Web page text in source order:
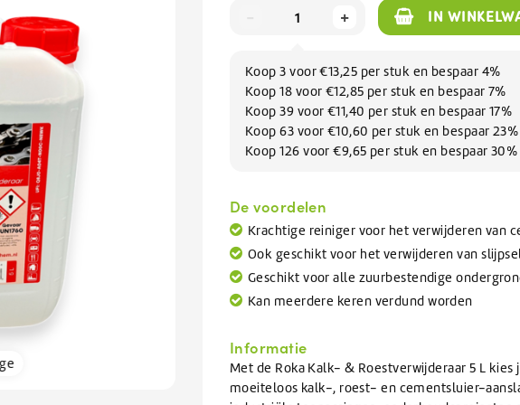
u
met
aanraaktoetsen
werkt,
kunt
en
swipetekens
gebruiken.
Zomerartikelen
BEKIJK ALLE BRANCHES
Afwasmiddel & vaatwasmiddel
Line Premium
BEKIJK ALLE SCHOONMAAKMIDDELEN
Handscheppen & Schepbakken
Schrapers
Schoppen
Overige Hulpmaterialen
Waarschuwingsmaterialen
Foam sprayers & hulpmiddelen
Waterpistolen & slangen
Ventilatiekanalen
/ Onderdelenreinigers
BEKIJK ALLE SCHOONMAAKMATERIALEN
Refractometers
en vullen van
BEKIJK ALLE GLYCOL
Chloor & Zwavelzuur
Zwembadchloor
PH onderhoud
De-
BEKIJK ALLE ONDERHOUD
BEKIJK ALLE ELECTRONICA
BEKIJK ALLE HYGIËNE
Dranghekken / Rijplaten
BEKIJK ALLE VERHUUR
+ IN
Koop 3 voor €13,25 per stuk en bespaar 4%
Koop 18 voor €12,85 per stuk en bespaar 7%
Koop 39 voor €11,40 per stuk en bespaar 17%
Koop 63 voor €10,60 per stuk en bespaar 23%
Koop 126 voor €9,65 per stuk en bespaar 30%
De voordelen
Krachtige reiniger voor het verwijderen van
Ook geschikt voor het verwijderen van
Geschikt voor alle zuurbestendige
Kan meerdere keren verdund worden
Informatie
Met de Roka Kalk- & Roestverwijderaar 5 L
moeiteloos kalk-, roest- en cementsluier-